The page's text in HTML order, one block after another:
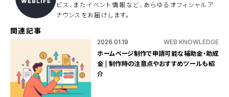
ビス、またイベント情報など、あらゆるオフィシャルア
ナウンスをお届けします。
関連記事
2026.01.19 WEB KNOWLEDGE
ホームページ制作で申請可能な補助金・助成
金 | 制作時の注意点やおすすめツールも紹
介